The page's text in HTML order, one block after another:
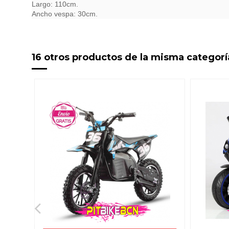
Largo: 110cm.
Ancho vespa: 30cm.
16 otros productos de la misma